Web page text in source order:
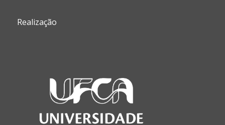
Realização